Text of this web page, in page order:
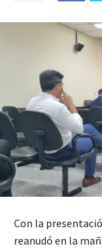
Con la
reanudó en la